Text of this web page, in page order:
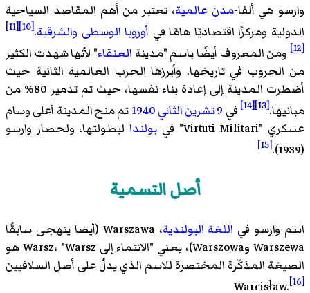
وارسو هي ألفا-مدن عالمية، تعتبر من أهم المقاصد السياحية
الدولية ومركزًا اقتصاديًا هامًا في أوروبا الوسطى والشرقية.
[10]
[11]
[12]
ومن المعروف أيضًا باسم "مدينة العنقاء" لأنها شهدت الكثير
من الحروب في تاريخها. وأبرزها الحرب العالمية الثانية حيث
أضطرت المدينة إلى إعادة بناء نفسها، حيث تم تدمير 80% من
مبانيها.[13]
[14] في 9 تشرين الثاني 1940تم منح المدينة أعلى وسام
عسكري "Virtuti Militari" في
بولندالبطولتها، ولحصار وارسو
(1939).
[15]
أصل التسمية
اسم وارسو في اللغة البولندية
، Warszawa (أيضا يتهجى سابقًا
Warszewa وWarszowa)، يعني "الانتماء إلى Warsz، "Warsz هو
الصيغة المذكّرة المختصرة للاسم الذي يدلّ على أصل السلافيين
Warcisław.[16]